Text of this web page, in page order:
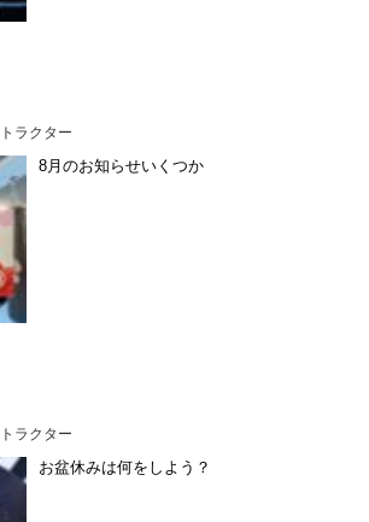
ラクター
8月のお知らせいくつか
ラクター
お盆休みは何をしよう？